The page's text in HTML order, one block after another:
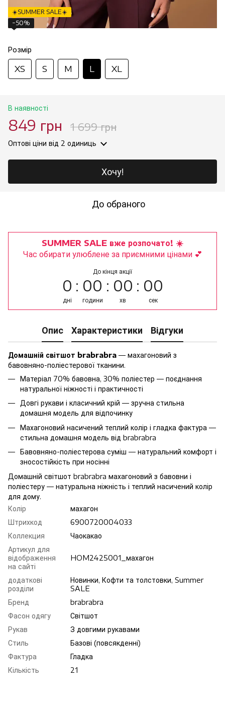
☀️SUMMER SALE☀️
−50%
Розмір
XS S M L XL
В наявності
849 грн 1 699 грн
Оптові ціни від 2 одиниць
Хочу!
До обраного
SUMMER SALE вже розпочато! ☀️
Час обирати улюблене за приємними цінами 💕
До кінця акції
0
дні
00
години
00
хв
00
сек
Опис Характеристики Відгуки
Домашній світшот brabrabra — махагоновий з
бавовняно-поліестерової тканини.
Матеріал 70% бавовна, 30% поліестер — поєднання
натуральної ніжності і практичності
Довгі рукави і класичний крій — зручна стильна
домашня модель для відпочинку
Махагоновий насичений теплий колір і гладка фактура —
стильна домашня модель від brabrabra
Бавовняно-поліестерова суміш — натуральний комфорт і
зносостійкість при носінні
Домашній світшот brabrabra махагоновий з бавовни і
поліестеру — натуральна ніжність і теплий насичений колір
для дому.
Колір
махагон
Штрихкод
6900720004033
Коллекция
Чаокакао
Артикул для
відображення
на сайті
HOM2425001_махагон
додаткові
розділи
Новинки, Кофти та толстовки, Summer
SALE
Бренд
brabrabra
Фасон одягу
Світшот
Рукав
З довгими рукавами
Стиль
Базові (повсякденні)
Фактура
Гладка
Кількість
21